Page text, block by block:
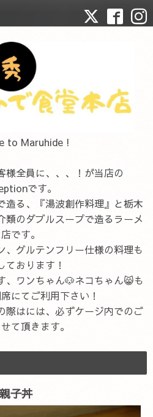
to Maruhide !
様全員に、、、！が当店の
です。
造る、『湯波創作料理』と栃木
類のダブルスープで造るラーメ
です。
、グルテンフリー仕様の料理も
ております！
、ワンちゃん🐶ネコちゃん😸も
にてご利用下さい！
際はには、必ずケージ内でのご
て頂きます。
親子丼